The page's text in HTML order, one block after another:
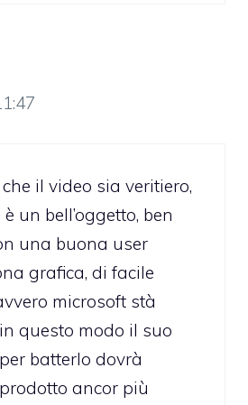
il video sia veritiero,
un bell’oggetto, ben
una buona user
grafica, di facile
microsoft stà
questo modo il suo
batterlo dovrà
ancor più